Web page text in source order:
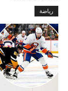
رياضة